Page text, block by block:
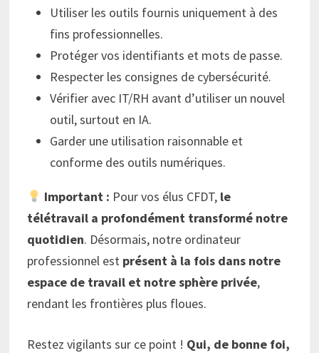
Utiliser les outils fournis uniquement à des
fins professionnelles.
Protéger vos identifiants et mots de passe.
Respecter les consignes de cybersécurité.
Vérifier avec IT/RH avant d’utiliser un nouvel
outil, surtout en IA.
Garder une utilisation raisonnable et
conforme des outils numériques.
Important : Pour vos élus CFDT, le
télétravail a profondément transformé notre
quotidien. Désormais, notre ordinateur
professionnel est présent à la fois dans notre
espace de travail et notre sphère privée,
rendant les frontières plus floues.
Restez vigilants sur ce point ! Qui, de bonne foi,